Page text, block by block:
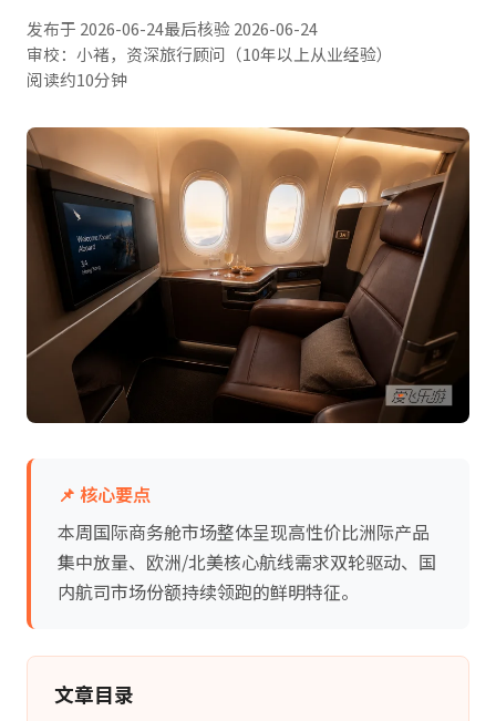
发布于 2026-06-24最后核验2026-06-24
审校：小褚，资深旅行顾问（10年以上从业经验）
阅读约10分钟
📌 核心要点
本周国际商务舱市场整体呈现高性价比洲际产品
集中放量、欧洲/北美核心航线需求双轮驱动、国
内航司市场份额持续领跑的鲜明特征。
文章目录